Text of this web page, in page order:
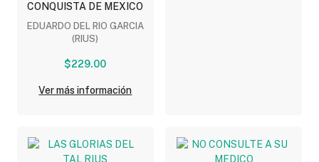
CONQUISTA DE MEXICO
EDUARDO DEL RIO GARCIA
(RIUS)
$229.00
Ver más información